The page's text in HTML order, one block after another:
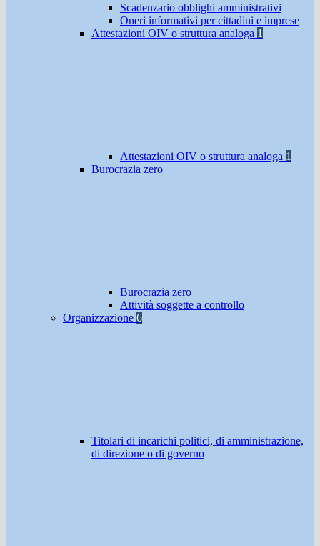
Scadenzario obblighi amministrativi
Oneri informativi per cittadini e imprese
Attestazioni OIV o struttura analoga 1
Attestazioni OIV o struttura analoga 1
Burocrazia zero
Burocrazia zero
Attività soggette a controllo
Organizzazione 6
Titolari di incarichi politici, di amministrazione,
di direzione o di governo